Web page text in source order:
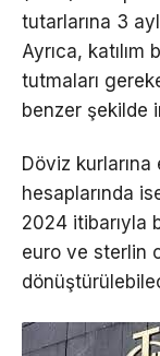
tutarlarına 3
Ayrıca, katılım
tutmaları
benzer şekilde
Döviz
hesaplarında
2024 itibarıyla
euro ve sterlin